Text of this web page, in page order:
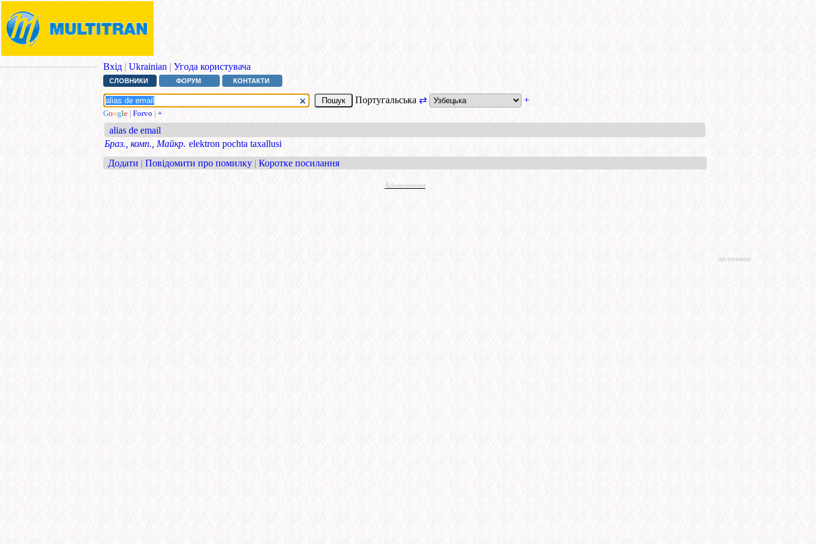
Вхід | Ukrainian | Угода користувача
СЛОВНИКИ ФОРУМ КОНТАКТИ
Португальська ⇄ +
Google | Forvo | +
alias de email
Браз., комп., Майкр. elektron pochta taxallusi
Додати | Повідомити про помилку | Коротке посилання
Advertisement
Advertisement